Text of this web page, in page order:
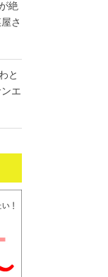
絶
さ
と
エ